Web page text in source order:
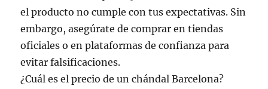
el producto no cumple con tus expectativas. Sin
embargo, asegúrate de comprar en tiendas
oficiales o en plataformas de confianza para
evitar falsificaciones.
¿Cuál es el precio de un chándal Barcelona?